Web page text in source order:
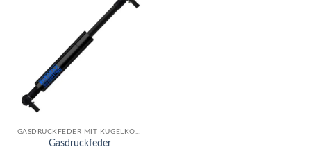
GASDRUCKFEDER MIT KUGELKOPF
Gasdruckfeder